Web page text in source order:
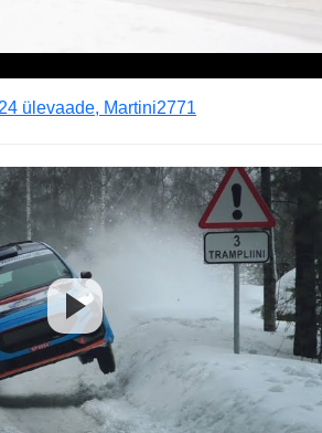
ülevaade, Martini2771